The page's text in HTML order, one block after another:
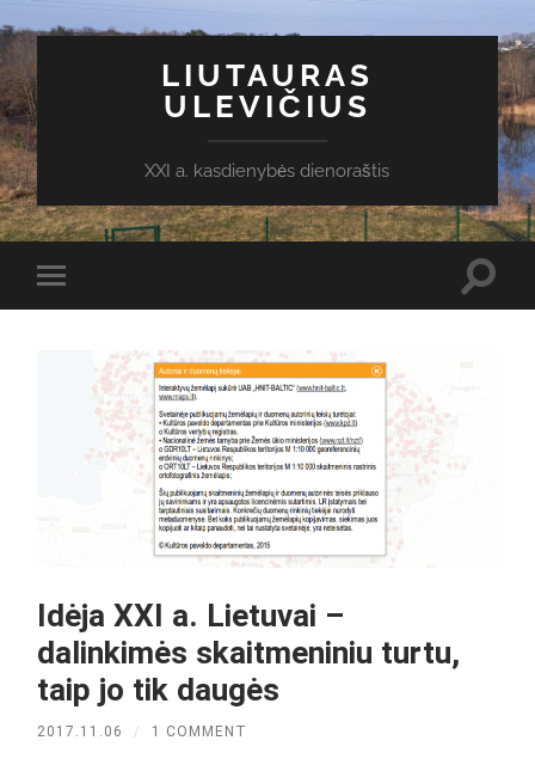
LIUTAURAS
ULEVIČIUS
XXI a. kasdienybės dienoraštis
Toggle
mobile
Idėja XXI a. Lietuvai –
dalinkimės skaitmeniniu turtu,
taip jo tik daugės
2017.11.06 / 1 COMMENT